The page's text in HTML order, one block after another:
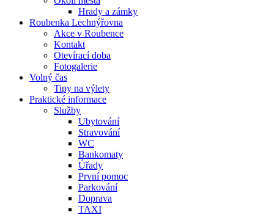
Hrady a zámky
Roubenka Lechnýřovna
Akce v Roubence
Kontakt
Otevírací doba
Fotogalerie
Volný čas
Tipy na výlety
Praktické informace
Služby
Ubytování
Stravování
WC
Bankomaty
Úřady
První pomoc
Parkování
Doprava
TAXI